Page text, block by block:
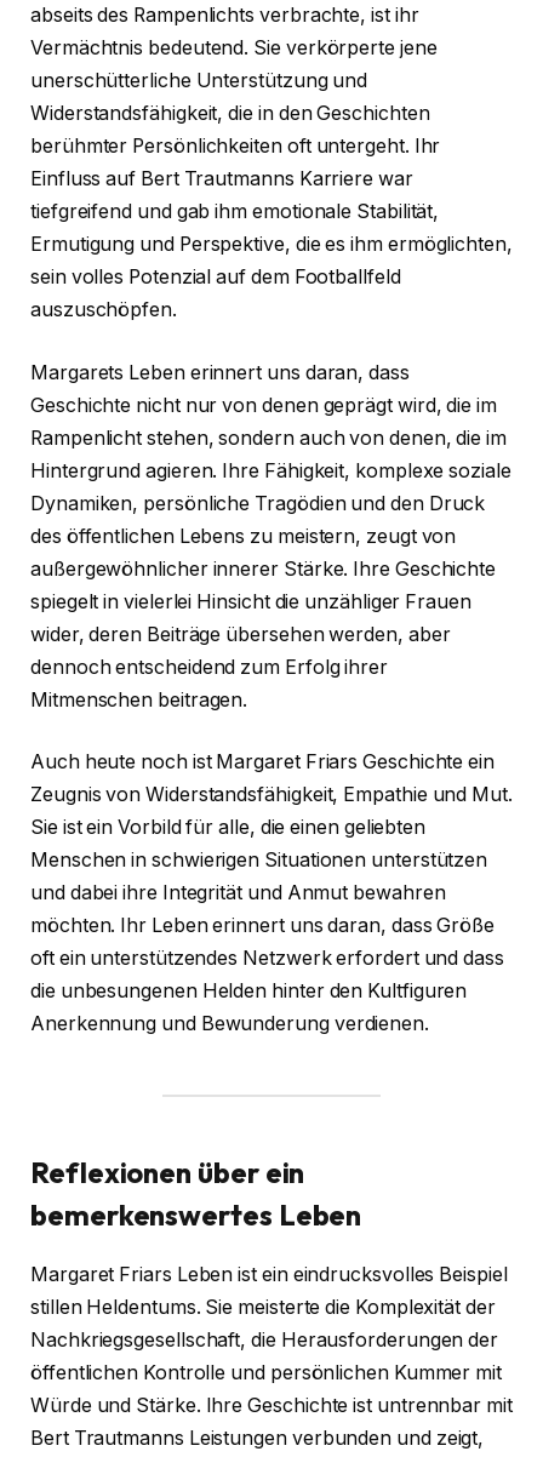
abseits des Rampenlichts verbrachte, ist ihr
Vermächtnis bedeutend. Sie verkörperte jene
unerschütterliche Unterstützung und
Widerstandsfähigkeit, die in den Geschichten
berühmter Persönlichkeiten oft untergeht. Ihr
Einfluss auf Bert Trautmanns Karriere war
tiefgreifend und gab ihm emotionale Stabilität,
Ermutigung und Perspektive, die es ihm ermöglichten,
sein volles Potenzial auf dem Footballfeld
auszuschöpfen.
Margarets Leben erinnert uns daran, dass
Geschichte nicht nur von denen geprägt wird, die im
Rampenlicht stehen, sondern auch von denen, die im
Hintergrund agieren. Ihre Fähigkeit, komplexe soziale
Dynamiken, persönliche Tragödien und den Druck
des öffentlichen Lebens zu meistern, zeugt von
außergewöhnlicher innerer Stärke. Ihre Geschichte
spiegelt in vielerlei Hinsicht die unzähliger Frauen
wider, deren Beiträge übersehen werden, aber
dennoch entscheidend zum Erfolg ihrer
Mitmenschen beitragen.
Auch heute noch ist Margaret Friars Geschichte ein
Zeugnis von Widerstandsfähigkeit, Empathie und Mut.
Sie ist ein Vorbild für alle, die einen geliebten
Menschen in schwierigen Situationen unterstützen
und dabei ihre Integrität und Anmut bewahren
möchten. Ihr Leben erinnert uns daran, dass Größe
oft ein unterstützendes Netzwerk erfordert und dass
die unbesungenen Helden hinter den Kultfiguren
Anerkennung und Bewunderung verdienen.
Reflexionen über ein
bemerkenswertes Leben
Margaret Friars Leben ist ein eindrucksvolles Beispiel
stillen Heldentums. Sie meisterte die Komplexität der
Nachkriegsgesellschaft, die Herausforderungen der
öffentlichen Kontrolle und persönlichen Kummer mit
Würde und Stärke. Ihre Geschichte ist untrennbar mit
Bert Trautmanns Leistungen verbunden und zeigt,